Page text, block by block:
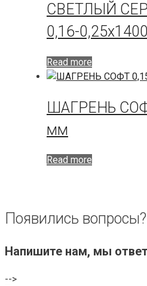
СВЕТЛЫЙ
0,16-0,25х1400
Read more
ШАГРЕНЬ
мм
Read more
Появились вопросы?
Напишите нам, мы
-->